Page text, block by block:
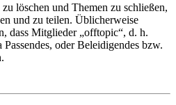
löschen und Themen zu schließen,
und zu teilen. Üblicherweise
dass Mitglieder „offtopic“, d. h.
oder Beleidigendes bzw.